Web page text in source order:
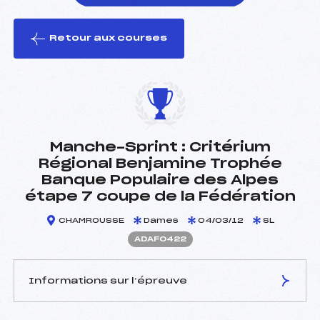
le ski
Retour aux courses
Manche-Sprint : Critérium
Régional Benjamine Trophée
Banque Populaire des Alpes
étape 7 coupe de la Fédération
CHAMROUSSE Dames 04/03/12 SL
ADAF0422
Informations sur l’épreuve